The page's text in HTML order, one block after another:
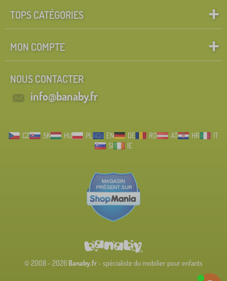
TOPS CATÉGORIES
MON COMPTE
NOUS CONTACTER
info@banaby.fr
CZ SK HU PL EN DE RO AT HR
IT
SI
IE
© 2008 - 2026 Banaby.fr- spécialiste du mobilier pour enfants